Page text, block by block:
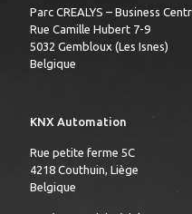
Parc CREALYS – Business
Rue Camille Hubert 7-9
5032 Gembloux (Les Isnes)
Belgique
KNX Automation
Rue petite ferme 5C
4218 Couthuin, Liège
Belgique